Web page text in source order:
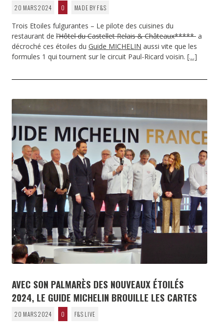
20 MARS 2024 0 MADE BY F&S
Trois Etoiles fulgurantes – Le pilote des cuisines du
restaurant de l’Hôtel du Castellet Relais & Châteaux***** a
décroché ces étoiles du Guide MICHELIN aussi vite que les
formules 1 qui tournent sur le circuit Paul-Ricard voisin. […]
AVEC SON PALMARÈS DES NOUVEAUX ÉTOILÉS
2024, LE GUIDE MICHELIN BROUILLE LES CARTES
20 MARS 2024 0 F&S LIVE